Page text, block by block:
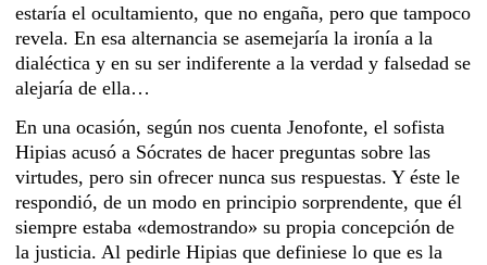
estaría el ocultamiento, que no engaña, pero que tampoco
revela. En esa alternancia se asemejaría la ironía a la
dialéctica y en su ser indiferente a la verdad y falsedad se
alejaría de ella…
En una ocasión, según nos cuenta Jenofonte, el sofista
Hipias acusó a Sócrates de hacer preguntas sobre las
virtudes, pero sin ofrecer nunca sus respuestas. Y éste le
respondió, de un modo en principio sorprendente, que él
siempre estaba «demostrando» su propia concepción de
la justicia. Al pedirle Hipias que definiese lo que es la